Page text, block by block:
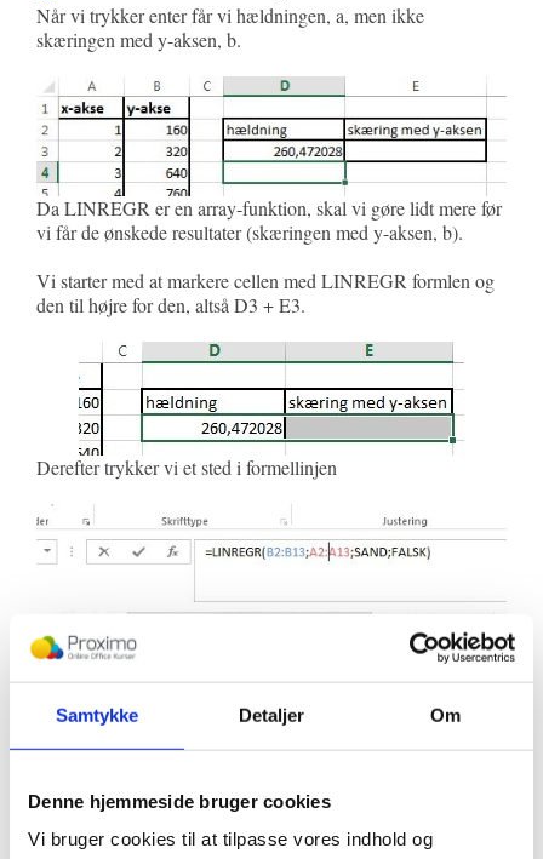
Samtykke Detaljer Om
Denne hjemmeside bruger cookies
Vi bruger cookies til at tilpasse vores indhold og
Når vi trykker enter får vi hældningen, a, men ikke
skæringen med y-aksen, b.
Da LINREGR er en array-funktion, skal vi gøre lidt mere før
vi får de ønskede resultater (skæringen med y-aksen, b).
Vi starter med at markere cellen med LINREGR formlen og
den til højre for den, altså D3 + E3.
Derefter trykker vi et sted i formellinjen
Trykker ctrl + shift + enter, og får skæringen med y-aksen, b,
i E3.
Nu har vi hældningen og skæringen med y-aksen og
funktionsforskriften ser derfor således ud: Y = 260,472028 *